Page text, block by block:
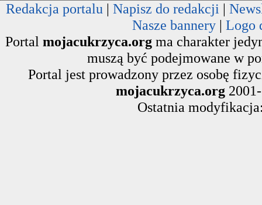
Redakcja portalu |Napisz do redakcji |
Nasze bannery |Logo
Portalmojacukrzyca.org ma charakter
muszą być podejmowane w
Portal jest prowadzony przez osobę
mojacukrzyca.org
Ostatnia